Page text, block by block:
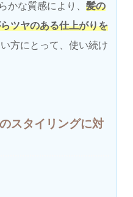
かな質感により、 髪の
ツヤのある仕上がりを
方にとって、使い続け
スタイリングに対